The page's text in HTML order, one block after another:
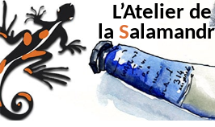
L’Atelier de
la S